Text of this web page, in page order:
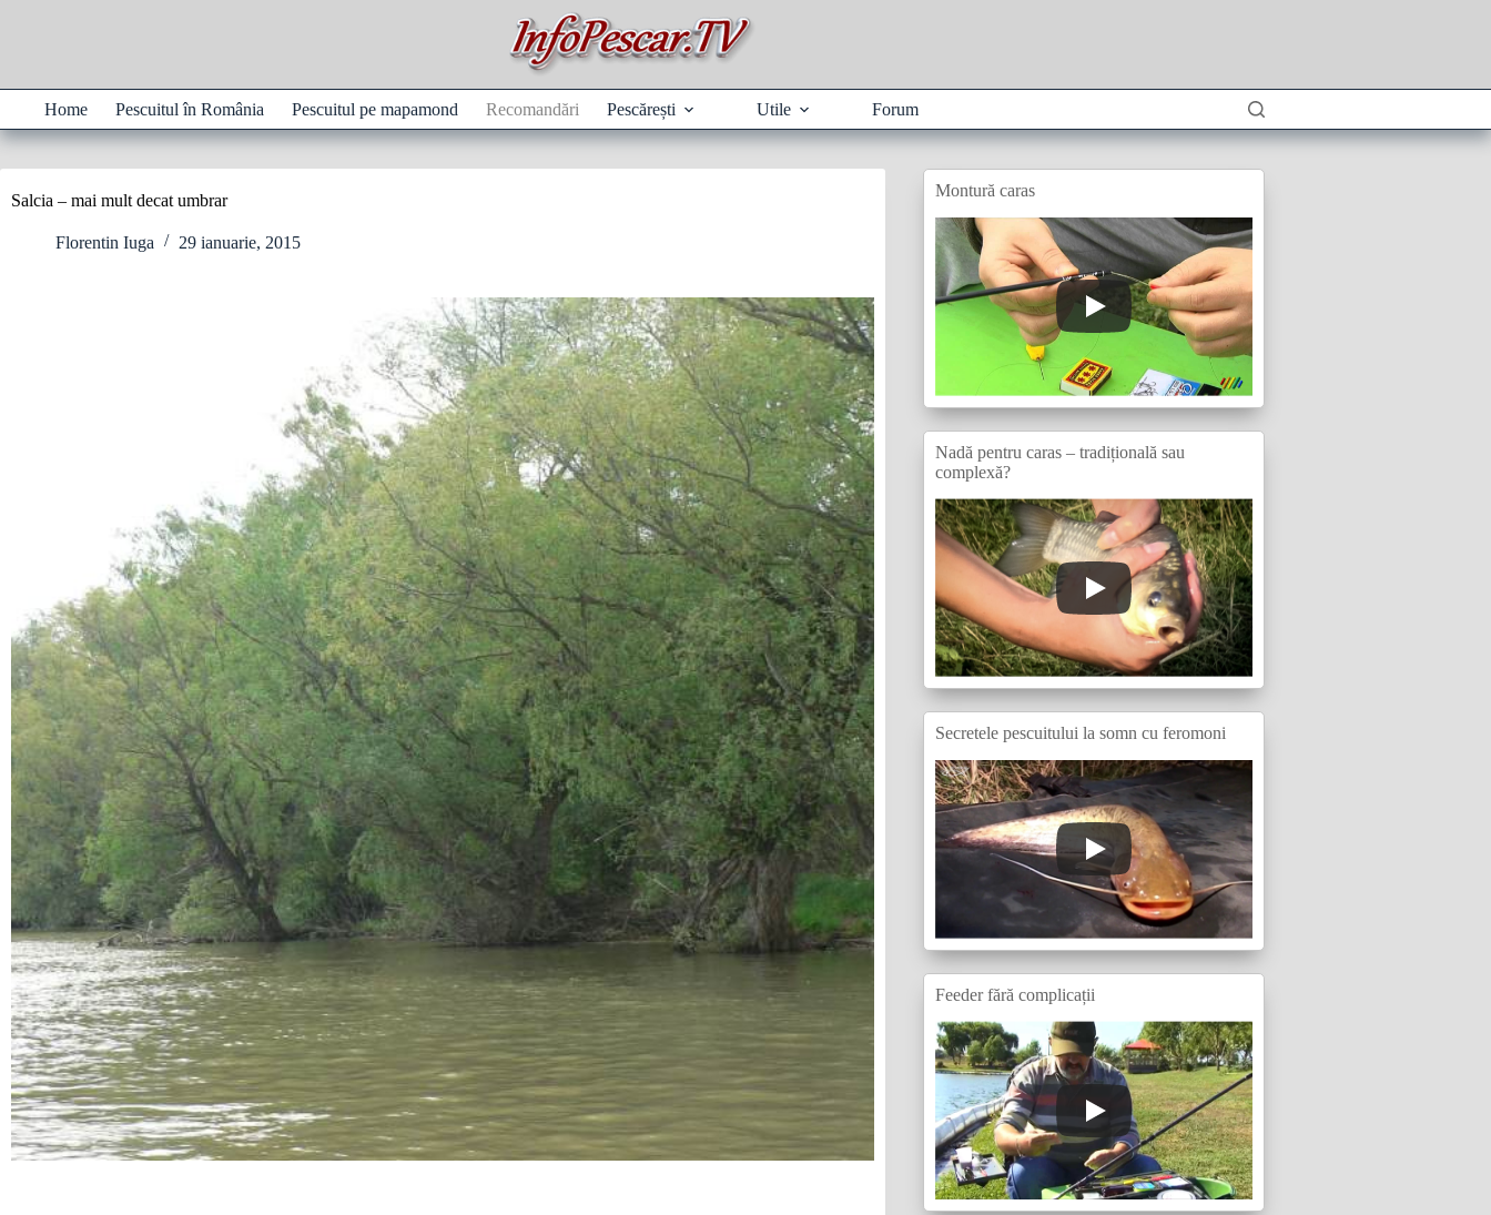
Home Pescuitul în România Pescuitul pe mapamond Recomandări Pescărești Utile Forum
Salcia – mai mult decat umbrar
Florentin Iuga 29 ianuarie, 2015
Montură caras
Nadă pentru caras – tradițională sau
complexă?
Secretele pescuitului la somn cu feromoni
Feeder fără complicații